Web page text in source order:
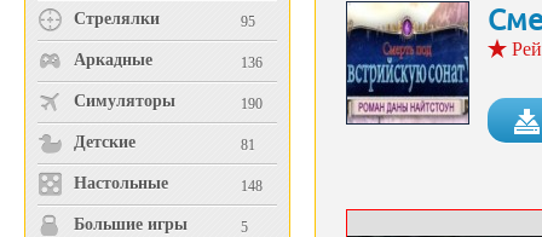
Стрелялки 95
Аркадные 136
Симуляторы 190
Детские 81
Настольные 148
Большие игры 5